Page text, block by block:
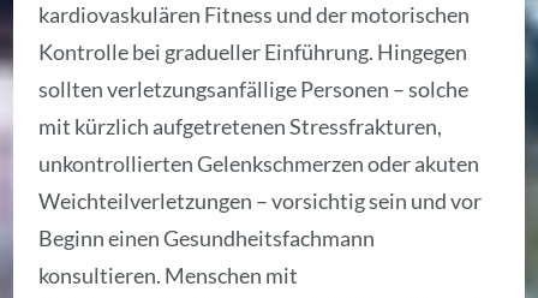
kardiovaskulären Fitness und der motorischen
Kontrolle bei gradueller Einführung. Hingegen
sollten verletzungsanfällige Personen – solche
mit kürzlich aufgetretenen Stressfrakturen,
unkontrollierten Gelenkschmerzen oder akuten
Weichteilverletzungen – vorsichtig sein und vor
Beginn einen Gesundheitsfachmann
konsultieren. Menschen mit